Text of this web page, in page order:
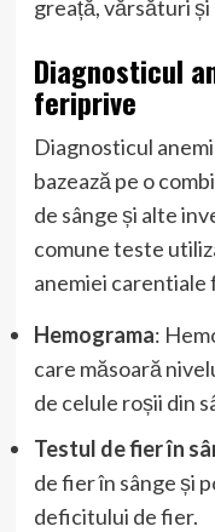
greață, vărsături
Diagnosticul
feriprive
Diagnosticul
bazează pe o
de sânge și alte
comune teste
anemiei
Hemograma:
care măsoară
de celule roșii din
Testul de fier în
de fier în sânge și
deficitului de fier.